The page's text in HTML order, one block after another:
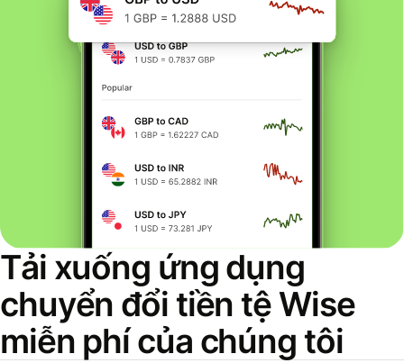
Tải xuống ứng dụng
chuyển đổi tiền tệ Wise
miễn phí của chúng tôi